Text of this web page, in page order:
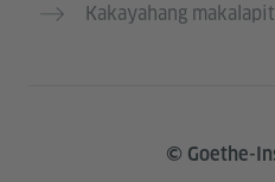
Kakayahang makalapit
© Goethe-